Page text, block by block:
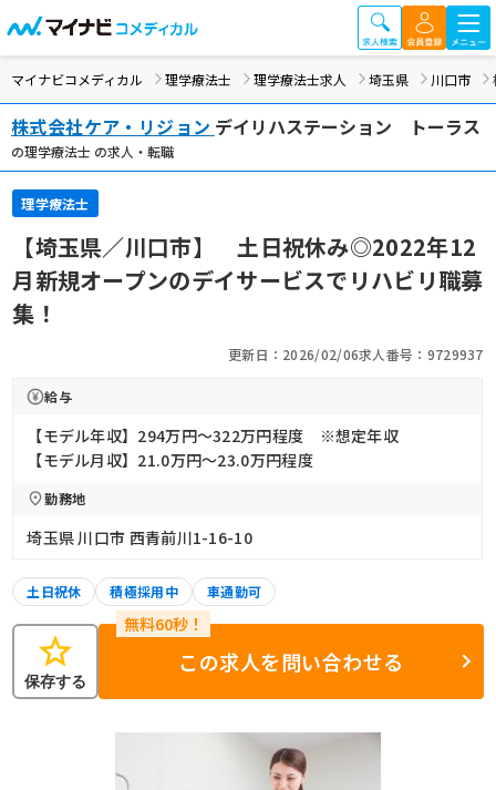
マイナビコメディカル 理学療法士 理学療法士求人 埼玉県 川口市
株式会社ケア・リジョン デイリハステーション トーラス
の理学療法士 の求人・転職
理学療法士
【埼玉県／川口市】 土日祝休み◎2022年12
月新規オープンのデイサービスでリハビリ職募
集！
更新日：2026/02/06求人番号：9729937
給与
【モデル年収】294万円〜322万円程度 ※想定年収
【モデル月収】21.0万円〜23.0万円程度
勤務地
埼玉県 川口市 西青前川1-16-10
土日祝休 積極採用中 車通勤可
star
保存する
この求人を問い合わせる